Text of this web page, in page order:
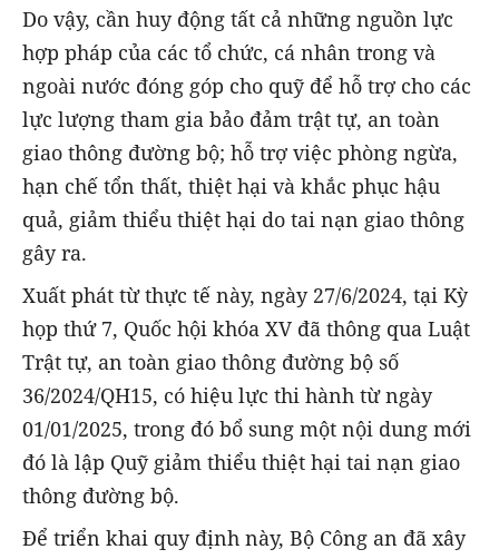
Do vậy, cần huy động tất cả những nguồn lực
hợp pháp của các tổ chức, cá nhân trong và
ngoài nước đóng góp cho quỹ để hỗ trợ cho các
lực lượng tham gia bảo đảm trật tự, an toàn
giao thông đường bộ; hỗ trợ việc phòng ngừa,
hạn chế tổn thất, thiệt hại và khắc phục hậu
quả, giảm thiểu thiệt hại do tai nạn giao thông
gây ra.
Xuất phát từ thực tế này, ngày 27/6/2024, tại Kỳ
họp thứ 7, Quốc hội khóa XV đã thông qua Luật
Trật tự, an toàn giao thông đường bộ số
36/2024/QH15, có hiệu lực thi hành từ ngày
01/01/2025, trong đó bổ sung một nội dung mới
đó là lập Quỹ giảm thiểu thiệt hại tai nạn giao
thông đường bộ.
Để triển khai quy định này, Bộ Công an đã xây